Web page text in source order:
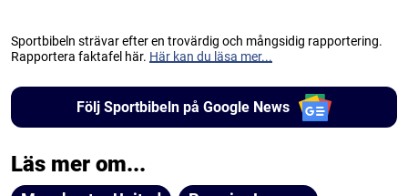
Sportbibeln strävar efter en trovärdig och mångsidig rapportering.
Rapportera faktafel här. Här kan du läsa mer...
Följ Sportbibeln på Google News
Läs mer om...